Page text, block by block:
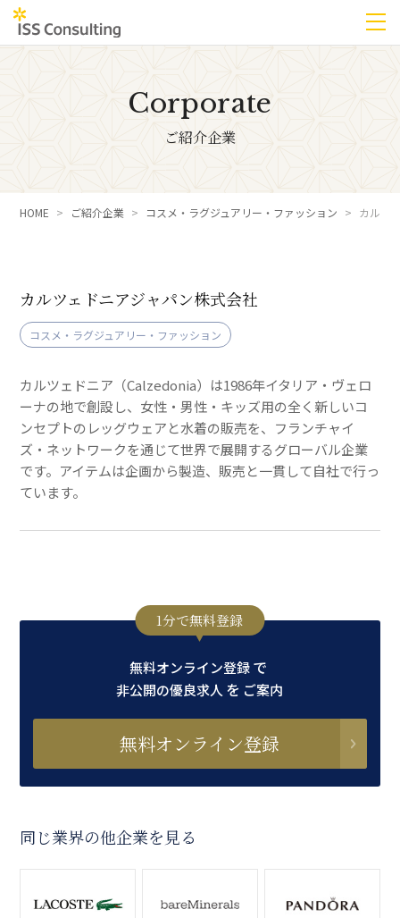
Corporate
ご紹介企業
HOME ご紹介企業 コスメ・ラグジュアリー・ファッション カルツ
カルツェドニアジャパン株式会社
コスメ・ラグジュアリー・ファッション
カルツェドニア（Calzedonia）は1986年イタリア・ヴェロ
ーナの地で創設し、女性・男性・キッズ用の全く新しいコ
ンセプトのレッグウェアと水着の販売を、フランチャイ
ズ・ネットワークを通じて世界で展開するグローバル企業
です。アイテムは企画から製造、販売と一貫して自社で行っ
ています。
1分で無料登録
無料オンライン登録で
非公開の優良求人 を ご案内
無料オンライン登録
同じ業界の他企業を見る